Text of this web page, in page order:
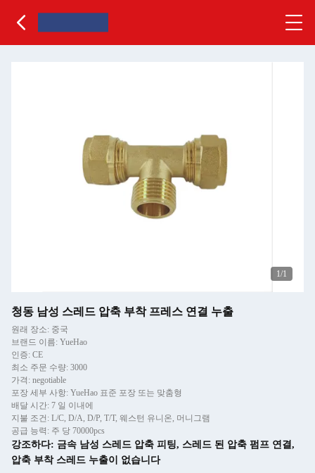
1/1
청동 남성 스레드 압축 부착 프레스 연결 누출
원래 장소: 중국
브랜드 이름: YueHao
인증: CE
최소 주문 수량: 3000
가격: negotiable
포장 세부 사항: YueHao 표준 포장 또는 맞춤형
배달 시간: 7 일 이내에
지불 조건: L/C, D/A, D/P, T/T, 웨스턴 유니온, 머니그램
공급 능력: 주 당 70000pcs
강조하다: 금속 남성 스레드 압축 피팅, 스레드 된 압축 펌프 연결,
압축 부착 스레드 누출이 없습니다